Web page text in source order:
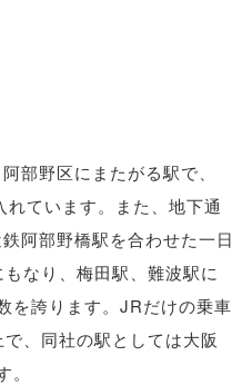
部野区にまたがる駅で、
ています。また、地下通
阿部野橋駅を合わせた一日
なり、梅田駅、難波駅に
を誇ります。JRだけの乗車
、同社の駅としては大阪